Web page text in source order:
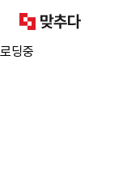
로딩중